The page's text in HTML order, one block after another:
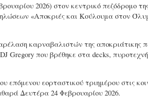
2026) στον κεντρικό πεζόδρομο
«Αποκριές και Κούλουμα στον
καρναβαλιστών της αποκριάτικης
Gregory που βρέθηκε στα decks,
εορταστικού τριημέρου στις
Δευτέρα 24 Φεβρουαρίου 2026.